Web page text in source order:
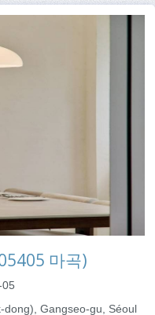
마곡)
Gangseo-gu, Séoul